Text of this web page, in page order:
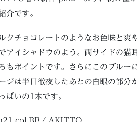
介です。
クチョコレートのようなお色味と爽
アイシャドウのよう。両サイドの猫
もポイントです。さらにこのブルー
ジは半日徹夜したあとの白眼の部分
ぱいの1本です。
col.BB / AKITTO